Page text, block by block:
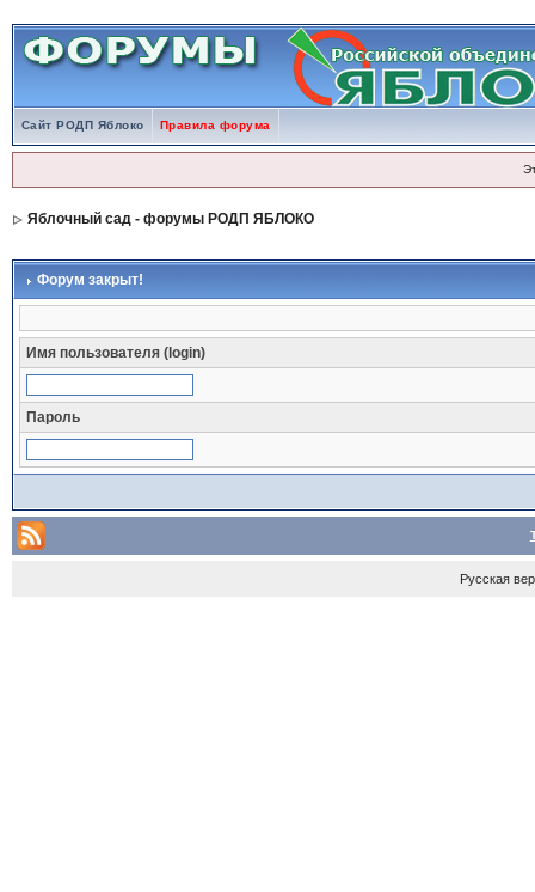
Сайт РОДП Яблоко Правила форума
Яблочный сад - форумы РОДП ЯБЛОКО
Форум закрыт!
Имя пользователя (login)
Пароль
Русская